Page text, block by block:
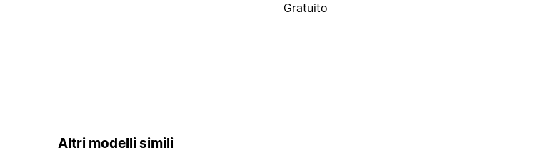
Gratuito
Altri modelli simili